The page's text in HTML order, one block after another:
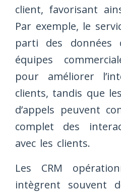
client, favorisant
Par exemple, le
parti des données
équipes
pour améliorer
clients, tandis que
d’appels peuvent
complet des
avec les clients.
Les CRM
intègrent souvent